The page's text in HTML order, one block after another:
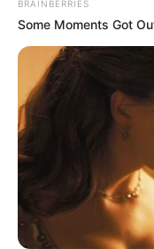
BRAINBERRIES
Some Moments Got